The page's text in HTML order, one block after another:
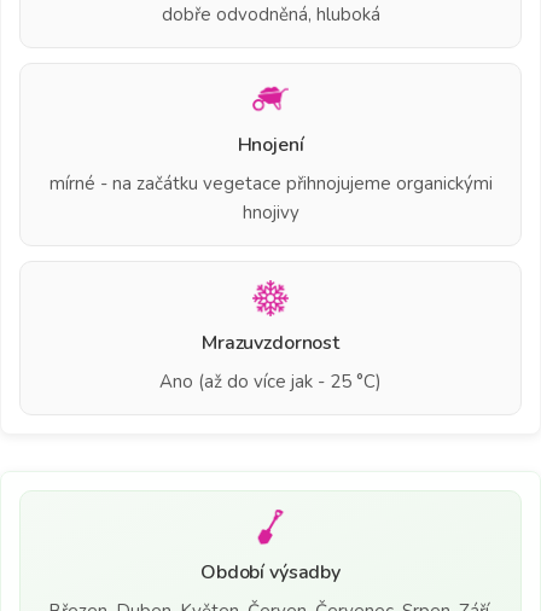
dobře odvodněná, hluboká
Hnojení
mírné - na začátku vegetace přihnojujeme organickými
hnojivy
Mrazuvzdornost
Ano (až do více jak - 25 °C)
Období výsadby